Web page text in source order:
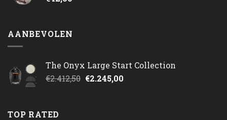
AANBEVOLEN
The Onyx Large Start Collection
€2.412,50 Oorspronkelijke
€2.245,00Huidige
TOP RATED